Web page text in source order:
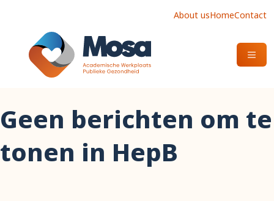
About usHomeContact
OPEN
Geen berichten om te
tonen in HepB